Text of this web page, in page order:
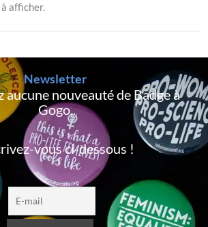
afficher.
Newsletter
aucune nouveauté de Badge à
Gogo,
vous ci-dessous !